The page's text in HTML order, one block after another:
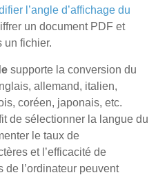
l’angle d’affichage du
un document PDF et
un fichier.
supporte la conversion du
allemand, italien,
coréen, japonais, etc.
de sélectionner la langue du
le taux de
et l’efficacité de
de l’ordinateur peuvent